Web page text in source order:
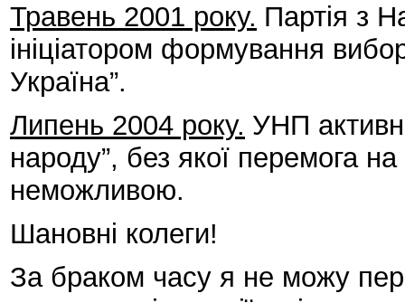
Травень 2001 року. Партія з
ініціатором формування
Україна”.
Липень 2004 року. УНП
народу”, без якої перемога
неможливою.
Шановні колеги!
За браком часу я не можу